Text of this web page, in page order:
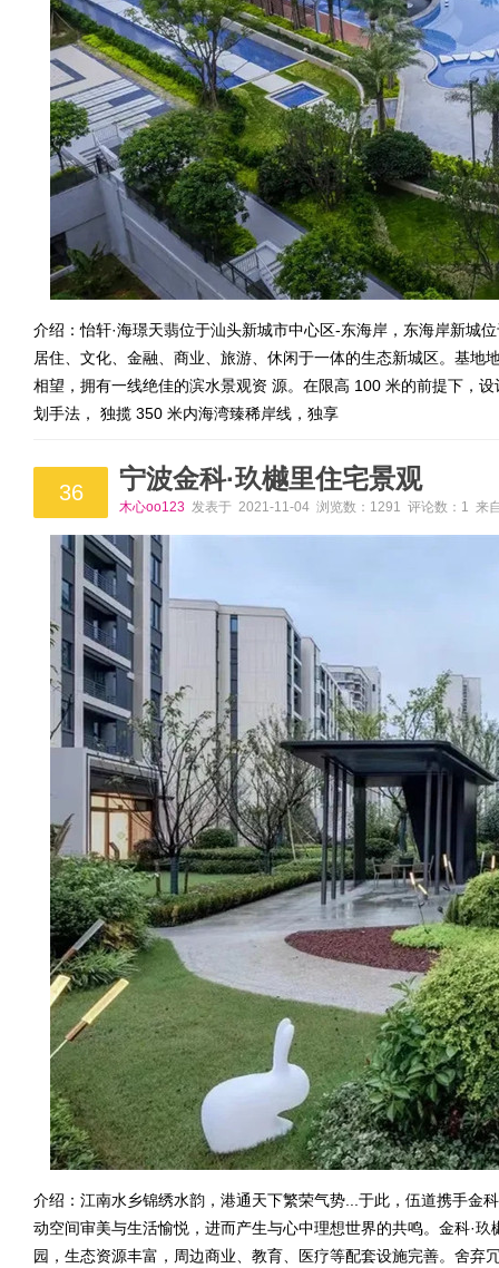
介绍：怡轩·海璟天翡位于汕头新城市中心区-东海岸，东海岸新城
居住、文化、金融、商业、旅游、休闲于一体的生态新城区。基
相望，拥有一线绝佳的滨水景观资 源。在限高 100 米的前提下，
划手法， 独揽 350 米内海湾臻稀岸线，独享
36 宁波金科·玖樾里住宅景观
木心oo123 发表于 2021-11-04 浏览数：1291 评论数：1 来
介绍：江南水乡锦绣水韵，港通天下繁荣气势...于此，伍道携手金
动空间审美与生活愉悦，进而产生与心中理想世界的共鸣。金科·
园，生态资源丰富，周边商业、教育、医疗等配套设施完善。舍